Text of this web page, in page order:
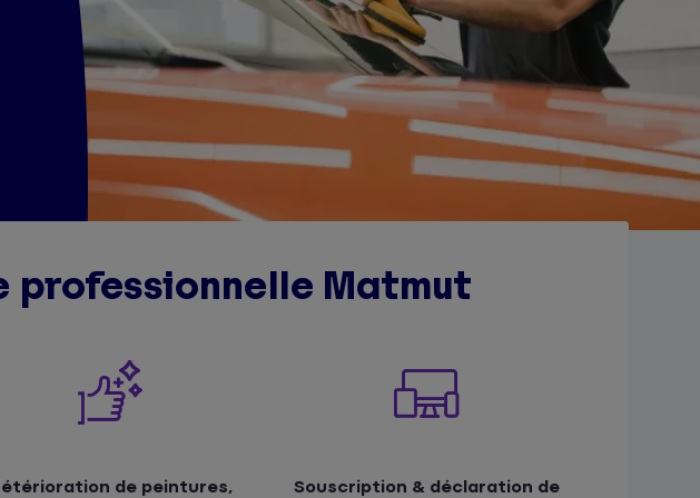
professionnelle Matmut
de peintures,
Souscription & déclaration de